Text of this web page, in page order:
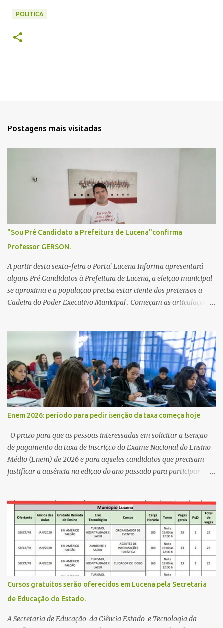
POLITICA
Postagens mais visitadas
"Sou Pré Candidato a Prefeitura de Lucena"confirma
Professor GERSON.
A partir desta sexta-feira o Portal Lucena Informa apresentará
alguns Pré Candidatos à Prefeitura de Lucena, a eleição municipal
se aproxima e a população precisa estar ciente dos pretensos a
Cadeira do Poder Executivo Municipal . Começam as articulações e
Bandeira Valcinete Araújo e Professor Gerson Andrade há
possibilidade de mais nomes aparecer , ficaremos no aguardo para
trazer mais informações. A primeira entrevista foi com o
inimaginável Gerson Andrade ,Professor da Rede Municipal
(efetivo), supervisor, Formado em Pedagogia e Biomedicina pela
UFPB. Leciona no Otto Illi, Gilberto Inácio, Ellinora Dornellas
,Escola Américo Falcão. Gerson nos contou que a idéia de disputar
a prefeitura veio de um sonho há 5 anos atrás, e também por
acreditar que o trabalho dos seus companheiros principalmente
da zona rural deve ser mais valorizado e que eles serão a Fortalez...
Enem 2026: período para pedir isenção da taxa começa hoje
O prazo para que as pessoas interessadas em solicitar a isenção
de pagamento da taxa de inscrição do Exame Nacional do Ensino
Médio (Enem) de 2026 e para aqueles candidatos que precisam
justificar a ausência na edição do ano passado para participar
eletrônico da Página do Participante do Enem com o login único
da plataforma de serviços digitais do governo federal, o Gov.br.
Direito de solicitar a isenção O Inep prevê a gratuidade na
inscrição do exame para os seguintes casos: · matriculados no 3º
ano do ensino médio em escola pública, em 2026; LEIA MAIS
Usina Cultural tem fim de semana com literatura, música e evento
solidário Governo da Paraíba empossa 1000 novos professores e
mais convocações devem ocorrer Volta às aulas 2026.1 da
Faculdade Três Marias marca início do semestre e matrículas
seguem abertas para novos alunos · es...
Cursos gratuitos serão oferecidos em Lucena pela Secretaria
de Educação do Estado.
A Secretaria de Educação da Ciência Estado e Tecnologia da